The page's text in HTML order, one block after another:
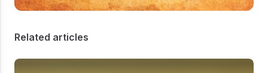
Related articles